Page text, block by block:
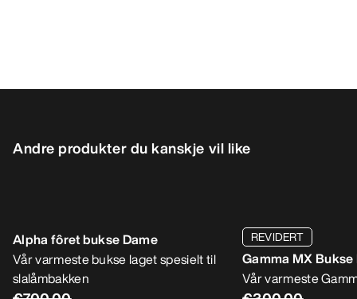
Andre produkter du kanskje vil like